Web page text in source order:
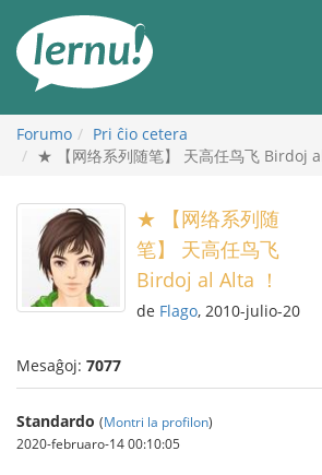
enhavo
Forumo
Pri ĉio cetera
★ 【网络系列随笔】 天高任鸟飞 Birdoj
★ 【网络系列随
笔】 天高任鸟飞
Birdoj al Alta ！
de Flago, 2010-julio-20
Mesaĝoj: 7077
Standardo (Montri la profilon)
2020-februaro-14 00:10:05